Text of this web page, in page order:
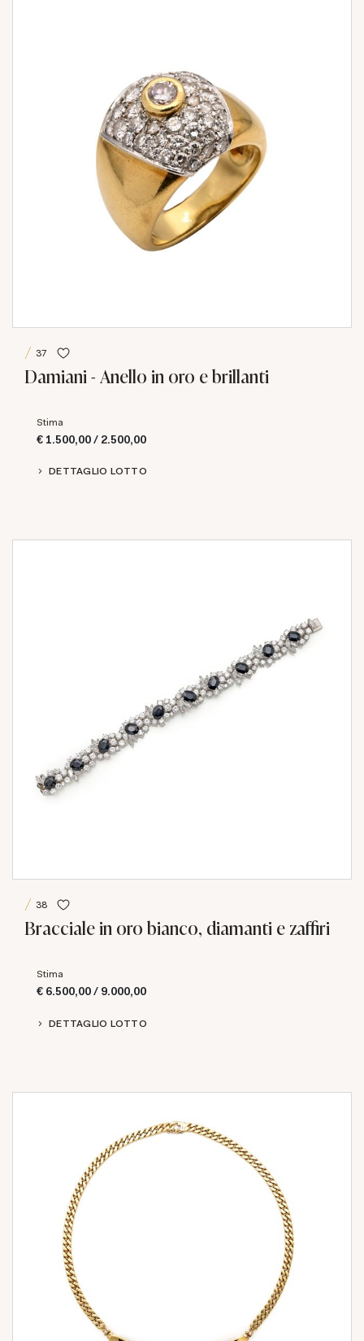
37
Damiani - Anello in oro e brillanti
Stima
€ 1.500,00 / 2.500,00
DETTAGLIO LOTTO
38
Bracciale in oro bianco, diamanti e zaffiri
Stima
€ 6.500,00 / 9.000,00
DETTAGLIO LOTTO